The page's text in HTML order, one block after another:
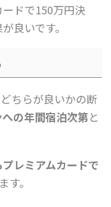
ドで150万円決
良いです。
ちらが良いかの断
の年間宿泊次第と
レミアムカードで
す。